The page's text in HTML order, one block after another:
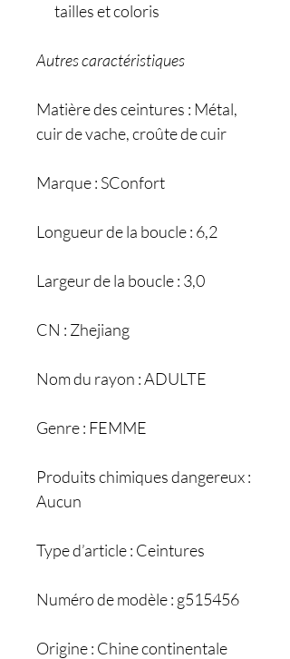
tailles et coloris
Autres caractéristiques
Matière des ceintures : Métal,
cuir de vache, croûte de cuir
Marque : SConfort
Longueur de la boucle : 6,2
Largeur de la boucle : 3,0
CN : Zhejiang
Nom du rayon : ADULTE
Genre : FEMME
Produits chimiques dangereux :
Aucun
Type d’article : Ceintures
Numéro de modèle : g515456
Origine : Chine continentale